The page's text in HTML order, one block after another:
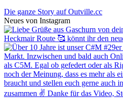
Die ganze Story auf Outville.cc
Neues von Instagram